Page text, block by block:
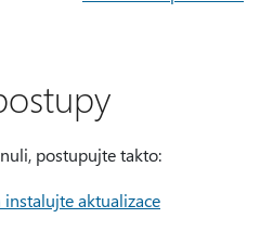
postupujte takto:
aktualizace